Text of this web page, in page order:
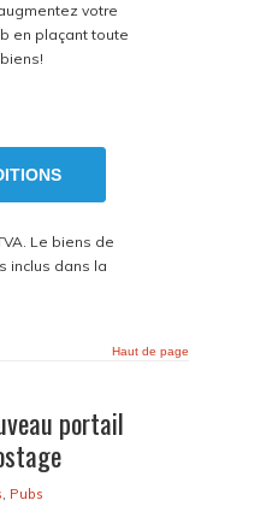
votre
en plaçant toute
Le biens de
inclus dans la
Haut de page
portail
, Pubs